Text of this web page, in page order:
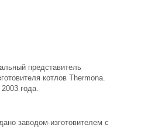
представитель
котлов Thermona.
года.
заводом-изготовителем с